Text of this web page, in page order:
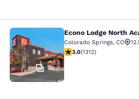
Econo Lodge North
20
Econo Lodge North
Colorado Springs, CO
calificación de 3.04
3.0(1312)